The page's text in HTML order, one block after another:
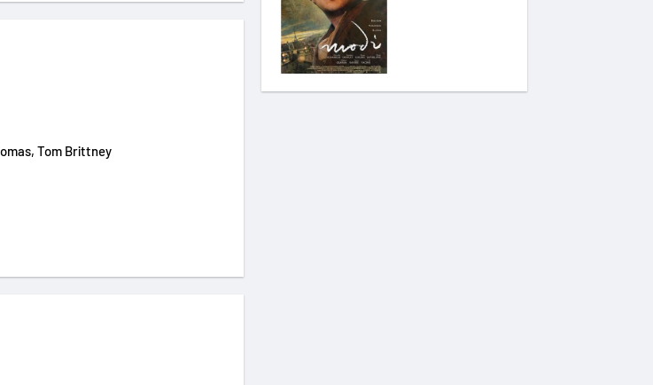
Harriet Slater, Arsema Thomas, Tom Brittney